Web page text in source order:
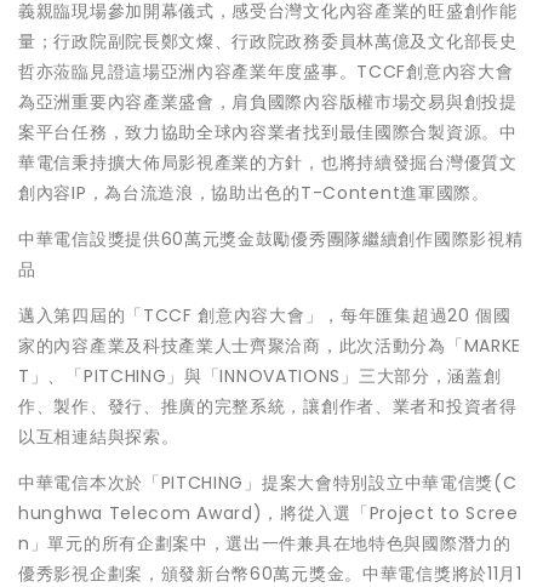
義親臨現場參加開幕儀式，感受台灣文化內容產業的旺盛創作能
量；行政院副院長鄭文燦、行政院政務委員林萬億及文化部長史
哲亦蒞臨見證這場亞洲內容產業年度盛事。TCCF創意內容大會
為亞洲重要內容產業盛會，肩負國際內容版權市場交易與創投提
案平台任務，致力協助全球內容業者找到最佳國際合製資源。中
華電信秉持擴大佈局影視產業的方針，也將持續發掘台灣優質文
創內容IP，為台流造浪，協助出色的T-Content進軍國際。
中華電信設獎提供60萬元獎金鼓勵優秀團隊繼續創作國際影視精
品
邁入第四屆的「TCCF 創意內容大會」，每年匯集超過20 個國
家的內容產業及科技產業人士齊聚洽商，此次活動分為「MARKE
T」、「PITCHING」與「INNOVATIONS」三大部分，涵蓋創
作、製作、發行、推廣的完整系統，讓創作者、業者和投資者得
以互相連結與探索。
中華電信本次於「PITCHING」提案大會特別設立中華電信獎(C
hunghwa Telecom Award)，將從入選「Project to Scree
n」單元的所有企劃案中，選出一件兼具在地特色與國際潛力的
優秀影視企劃案，頒發新台幣60萬元獎金。中華電信獎將於11月1